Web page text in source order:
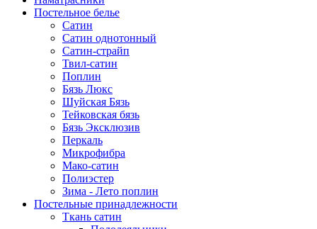
Постельное белье
Сатин
Сатин однотонный
Сатин-страйп
Твил-сатин
Поплин
Бязь Люкс
Шуйская Бязь
Тейковская бязь
Бязь Эксклюзив
Перкаль
Микрофибра
Мако-сатин
Полиэстер
Зима - Лето поплин
Постельные принадлежности
Ткань сатин